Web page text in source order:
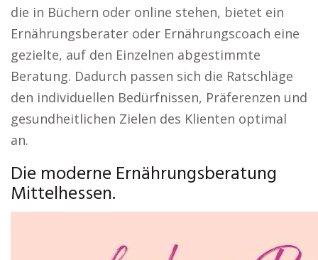
die in Büchern oder online stehen, bietet ein
Ernährungsberater oder Ernährungscoach eine
gezielte, auf den Einzelnen abgestimmte
Beratung. Dadurch passen sich die Ratschläge
den individuellen Bedürfnissen, Präferenzen und
gesundheitlichen Zielen des Klienten optimal
an.
Die moderne Ernährungsberatung
Mittelhessen.